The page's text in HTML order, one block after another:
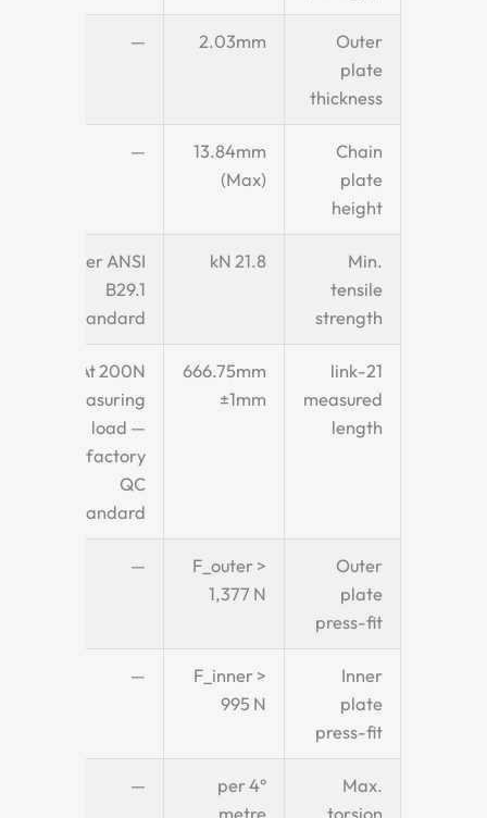
Outer
plate
thickness
2.03mm
—
Chain
plate
height
13.84mm
(Max)
—
Min.
tensile
strength
21.8 kN
Per ANSI
B29.1
standard
21-link
measured
length
666.75mm
±1mm
At 200N
measuring
load —
factory
QC
standard
Outer
plate
press-fit
F_outer >
1,377 N
—
Inner
plate
press-fit
F_inner >
995 N
—
Max.
torsion
4° per
metre
—